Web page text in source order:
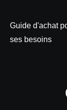
Guide d'achat
ses besoins